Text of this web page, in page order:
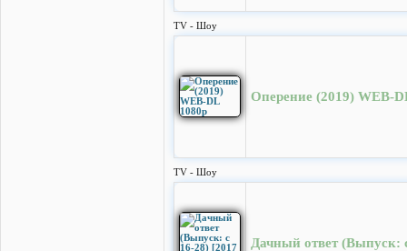
TV - Шоу
Оперение (2019) WEB-
TV - Шоу
Дачный ответ (Выпуск: